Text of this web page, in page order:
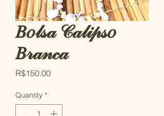
𝐵𝑜𝓁𝓈𝒶 𝒞𝒶𝓁𝒾𝓅𝓈𝑜
𝐵𝓇𝒶𝓃𝒸𝒶
R$150.00Price
Quantity *